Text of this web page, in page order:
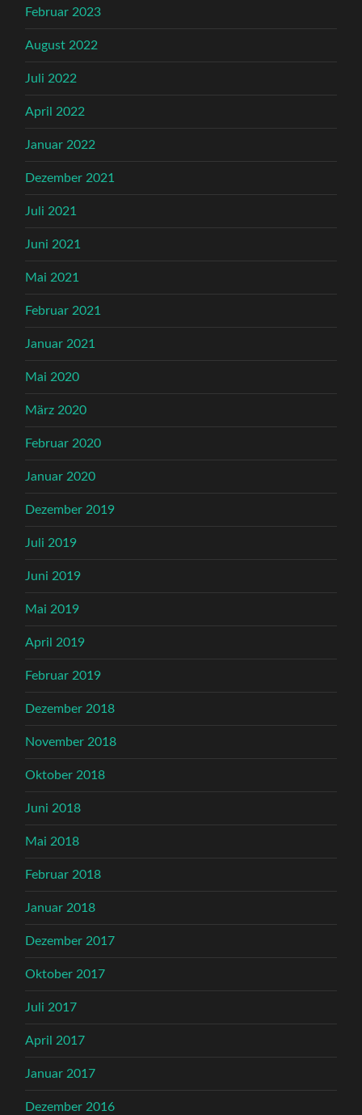
Februar 2023
August 2022
Juli 2022
April 2022
Januar 2022
Dezember 2021
Juli 2021
Juni 2021
Mai 2021
Februar 2021
Januar 2021
Mai 2020
März 2020
Februar 2020
Januar 2020
Dezember 2019
Juli 2019
Juni 2019
Mai 2019
April 2019
Februar 2019
Dezember 2018
November 2018
Oktober 2018
Juni 2018
Mai 2018
Februar 2018
Januar 2018
Dezember 2017
Oktober 2017
Juli 2017
April 2017
Januar 2017
Dezember 2016